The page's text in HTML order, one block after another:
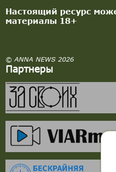
Настоящий ресурс
материалы 18+
© ANNA NEWS 2026
Партнеры